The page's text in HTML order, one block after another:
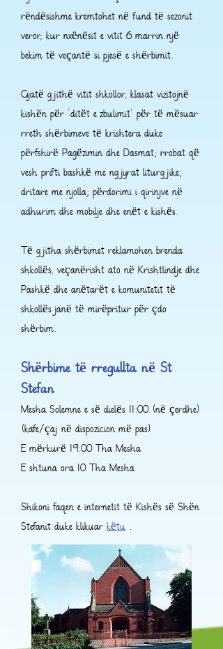
rëndësishme kremtohet në fund të sezonit
veror, kur nxënësit e vitit 6 marrin një
bekim të veçantë si pjesë e shërbimit.
Gjatë gjithë vitit shkollor, klasat vizitojnë
kishën për 'ditët e zbulimit' për të mësuar
rreth shërbimeve të krishtera duke
përfshirë Pagëzimin dhe Dasmat; rrobat që
vesh prifti bashkë me ngjyrat liturgjike;
dritare me njolla; përdorimi i qirinjve në
adhurim dhe mobilje dhe enët e kishës.
Të gjitha shërbimet reklamohen brenda
shkollës, veçanërisht ato në Krishtlindje dhe
Pashkë dhe anëtarët e komunitetit të
shkollës janë të mirëpritur për çdo
shërbim.
Shërbime të rregullta në St
Stefan
Mesha Solemne e së dielës 11:00 (në çerdhe)
(kafe/çaj në dispozicion më pas)
E mërkurë 19:00 Tha Mesha
E shtuna ora 10 Tha Mesha
Shikoni faqen e internetit të Kishës së Shën
Stefanit duke klikuar këtu .